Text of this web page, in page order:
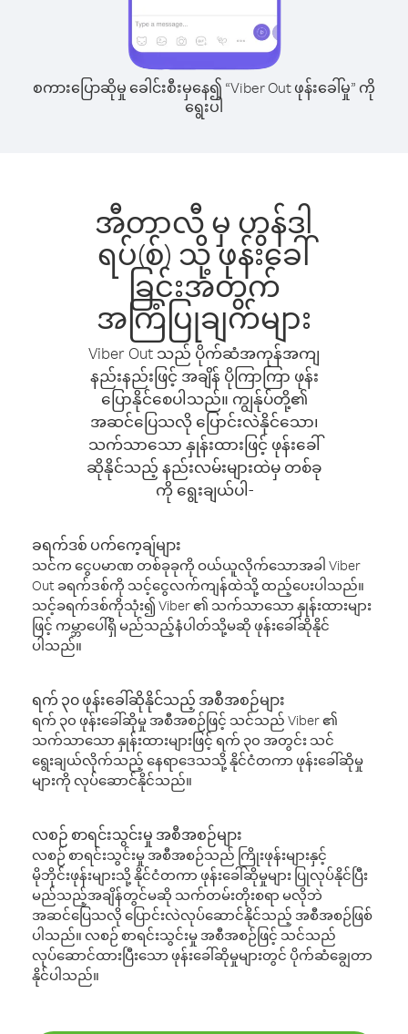
စကားပြောဆိုမှု ခေါင်းစီးမှနေ၍ “Viber Out ဖုန်းခေါ်မှု” ကို
ရွေးပါ
အီတာလီ မှ ဟွန်ဒါ
ရပ်(စ်) သို့ ဖုန်းခေါ်
ခြင်းအတွက်
အကြံပြုချက်များ
Viber Out သည် ပိုက်ဆံအကုန်အကျ
နည်းနည်းဖြင့် အချိန် ပိုကြာကြာ ဖုန်း
ပြောနိုင်စေပါသည်။ ကျွန်ုပ်တို့၏
အဆင်ပြေသလို ပြောင်းလဲနိုင်သော၊
သက်သာသော နှုန်းထားဖြင့် ဖုန်းခေါ်
ဆိုနိုင်သည့် နည်းလမ်းများထဲမှ တစ်ခု
ကို ရွေးချယ်ပါ-
ခရက်ဒစ် ပက်ကေ့ချ်များ
သင်က ငွေပမာဏ တစ်ခုခုကို ဝယ်ယူလိုက်သောအခါ Viber
Out ခရက်ဒစ်ကို သင့်ငွေလက်ကျန်ထဲသို့ ထည့်ပေးပါသည်။
သင့်ခရက်ဒစ်ကိုသုံး၍ Viber ၏ သက်သာသော နှုန်းထားများ
ဖြင့် ကမ္ဘာပေါ်ရှိ မည်သည့်နံပါတ်သို့မဆို ဖုန်းခေါ်ဆိုနိုင်
ပါသည်။
ရက် ၃၀ ဖုန်းခေါ်ဆိုနိုင်သည့် အစီအစဉ်များ
ရက် ၃၀ ဖုန်းခေါ်ဆိုမှု အစီအစဉ်ဖြင့် သင်သည် Viber ၏
သက်သာသော နှုန်းထားများဖြင့် ရက် ၃၀ အတွင်း သင်
ရွေးချယ်လိုက်သည့် နေရာဒေသသို့ နိုင်ငံတကာ ဖုန်းခေါ်ဆိုမှု
များကို လုပ်ဆောင်နိုင်သည်။
လစဉ် စာရင်းသွင်းမှု အစီအစဉ်များ
လစဉ် စာရင်းသွင်းမှု အစီအစဉ်သည် ကြိုးဖုန်းများနှင့်
မိုဘိုင်းဖုန်းများသို့ နိုင်ငံတကာ ဖုန်းခေါ်ဆိုမှုများ ပြုလုပ်နိုင်ပြီး
မည်သည့်အချိန်တွင်မဆို သက်တမ်းတိုးစရာ မလိုဘဲ
အဆင်ပြေသလို ပြောင်းလဲလုပ်ဆောင်နိုင်သည့် အစီအစဉ်ဖြစ်
ပါသည်။ လစဉ် စာရင်းသွင်းမှု အစီအစဉ်ဖြင့် သင်သည်
လုပ်ဆောင်ထားပြီးသော ဖုန်းခေါ်ဆိုမှုများတွင် ပိုက်ဆံချွေတာ
နိုင်ပါသည်။